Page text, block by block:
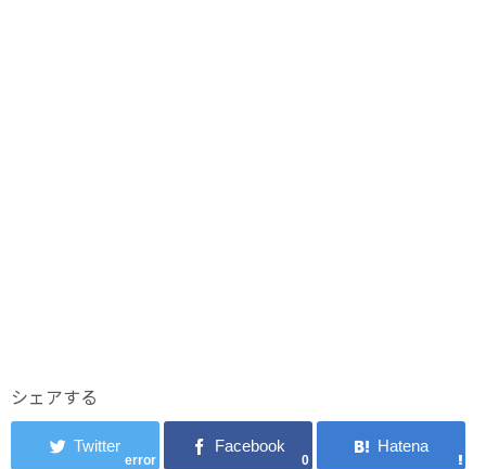
シェアする
error 0